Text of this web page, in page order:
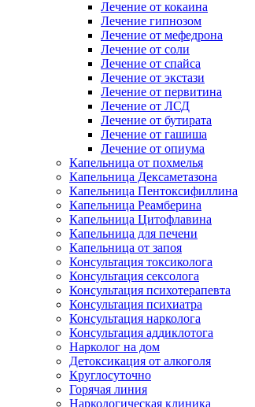
Лечение от кокаина
Лечение гипнозом
Лечение от мефедрона
Лечение от соли
Лечение от спайса
Лечение от экстази
Лечение от первитина
Лечение от ЛСД
Лечение от бутирата
Лечение от гашиша
Лечение от опиума
Капельница от похмелья
Капельница Дексаметазона
Капельница Пентоксифиллина
Капельница Реамберина
Капельница Цитофлавина
Капельница для печени
Капельница от запоя
Консультация токсиколога
Консультация сексолога
Консультация психотерапевта
Консультация психиатра
Консультация нарколога
Консультация аддиклотога
Нарколог на дом
Детоксикация от алкоголя
Круглосуточно
Горячая линия
Наркологическая клиника